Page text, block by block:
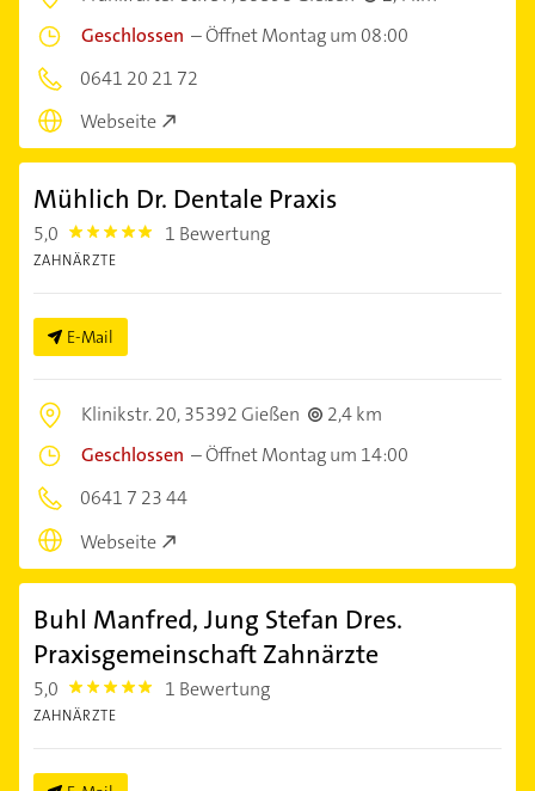
Geschlossen –Öffnet Montag um 08:00
0641 20 21 72
Webseite
Mühlich Dr. Dentale Praxis
5,0 5.0 1 Bewertung
ZAHNÄRZTE
E-Mail
Klinikstr. 20,35392 Gießen
2,4 km
Geschlossen –Öffnet Montag um 14:00
0641 7 23 44
Webseite
Buhl Manfred, Jung Stefan Dres.
Praxisgemeinschaft Zahnärzte
5,0 5.0 1 Bewertung
ZAHNÄRZTE